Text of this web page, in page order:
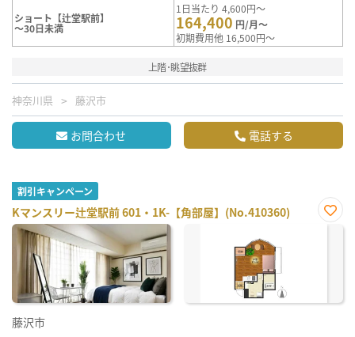
ショート【辻堂駅前】
～30日未満
1日当たり 4,600円～
164,400 円/月～
初期費用他 16,500円～
上階･眺望抜群
神奈川県 藤沢市
お問合わせ 電話する
割引キャンペーン
Kマンスリー辻堂駅前 601・1K-【角部屋】(No.410360)
お気
藤沢市